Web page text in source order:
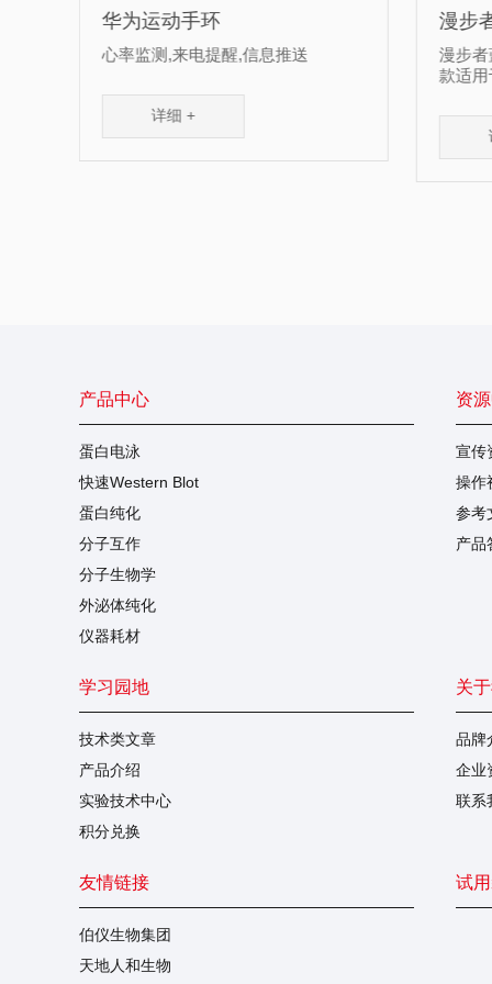
漫步者蓝牙耳机
漫步者蓝牙耳机真无线半入耳式新
详细 +
产品中心
蛋白电泳
快速Western Blot
蛋白纯化
分子互作
分子生物学
外泌体纯化
仪器耗材
资
宣传
操作
参考
产品
学习园地
技术类文章
产品介绍
实验技术中心
积分兑换
关
品牌
企业
联系
友情链接
伯仪生物集团
天地人和生物
试